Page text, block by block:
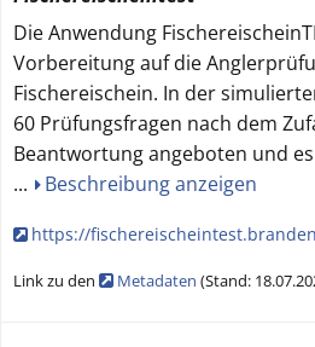
Die Anwendung
Vorbereitung auf die
Fischereischein. In der
60 Prüfungsfragen nach dem
Beantwortung angeboten und
...
Beschreibung anzeigen
https://
Link zu den Metadaten (Stand: